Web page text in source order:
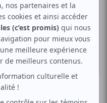
contemporain